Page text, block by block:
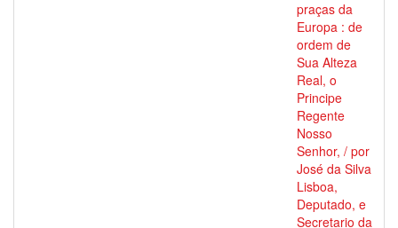
praças da
Europa : de
ordem de
Sua Alteza
Real, o
Principe
Regente
Nosso
Senhor, / por
José da Silva
Lisboa,
Deputado, e
Secretario da